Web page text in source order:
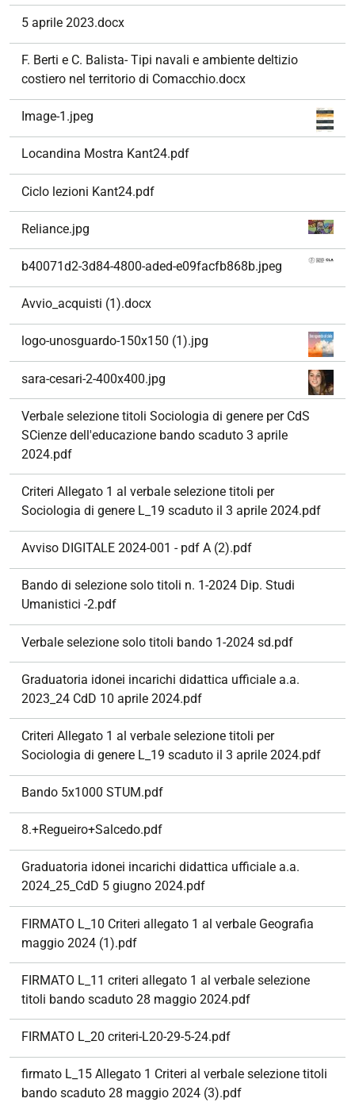
5 aprile 2023.docx
F. Berti e C. Balista- Tipi navali e ambiente deltizio
costiero nel territorio di Comacchio.docx
Image-1.jpeg
Locandina Mostra Kant24.pdf
Ciclo lezioni Kant24.pdf
Reliance.jpg
b40071d2-3d84-4800-aded-e09facfb868b.jpeg
Avvio_acquisti (1).docx
logo-unosguardo-150x150 (1).jpg
sara-cesari-2-400x400.jpg
Verbale selezione titoli Sociologia di genere per CdS
SCienze dell'educazione bando scaduto 3 aprile
2024.pdf
Criteri Allegato 1 al verbale selezione titoli per
Sociologia di genere L_19 scaduto il 3 aprile 2024.pdf
Avviso DIGITALE 2024-001 - pdf A (2).pdf
Bando di selezione solo titoli n. 1-2024 Dip. Studi
Umanistici -2.pdf
Verbale selezione solo titoli bando 1-2024 sd.pdf
Graduatoria idonei incarichi didattica ufficiale a.a.
2023_24 CdD 10 aprile 2024.pdf
Criteri Allegato 1 al verbale selezione titoli per
Sociologia di genere L_19 scaduto il 3 aprile 2024.pdf
Bando 5x1000 STUM.pdf
8.+Regueiro+Salcedo.pdf
Graduatoria idonei incarichi didattica ufficiale a.a.
2024_25_CdD 5 giugno 2024.pdf
FIRMATO L_10 Criteri allegato 1 al verbale Geografia
maggio 2024 (1).pdf
FIRMATO L_11 criteri allegato 1 al verbale selezione
titoli bando scaduto 28 maggio 2024.pdf
FIRMATO L_20 criteri-L20-29-5-24.pdf
firmato L_15 Allegato 1 Criteri al verbale selezione titoli
bando scaduto 28 maggio 2024 (3).pdf